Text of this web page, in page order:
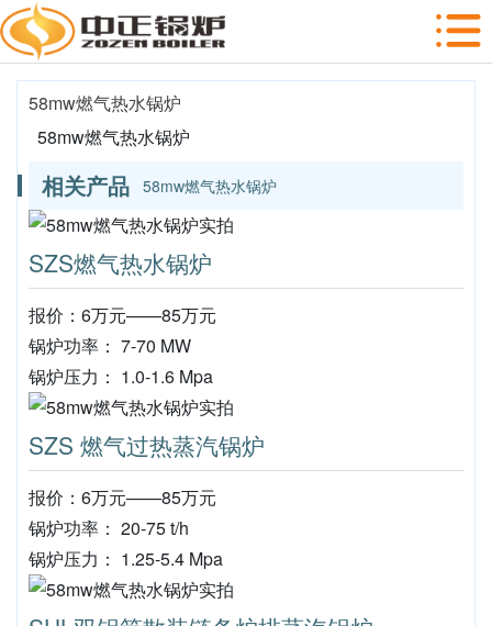
58mw燃气热水锅炉
58mw燃气热水锅炉
相关产品 58mw燃气热水锅炉
SZS燃气热水锅炉
报价：6万元——85万元
锅炉功率： 7-70 MW
锅炉压力： 1.0-1.6 Mpa
SZS 燃气过热蒸汽锅炉
报价：6万元——85万元
锅炉功率： 20-75 t/h
锅炉压力： 1.25-5.4 Mpa